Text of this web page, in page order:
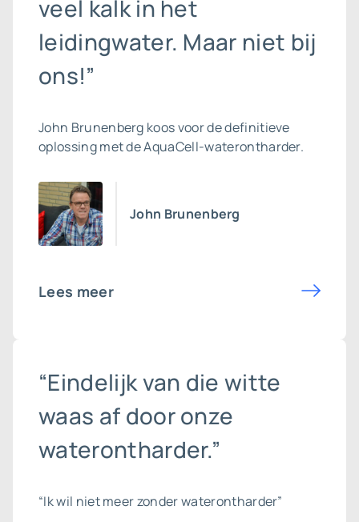
veel kalk in het
leidingwater. Maar niet bij
ons!”
John Brunenberg koos voor de definitieve
oplossing met de AquaCell-waterontharder.
John Brunenberg
Lees meer
“Eindelijk van die witte
waas af door onze
waterontharder.”
“Ik wil niet meer zonder waterontharder”